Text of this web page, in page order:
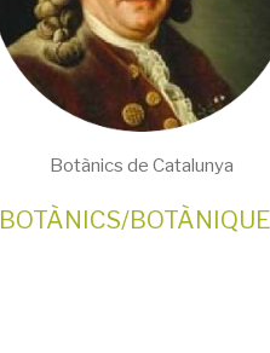
Botànics de Catalunya
BOTÀNICS/